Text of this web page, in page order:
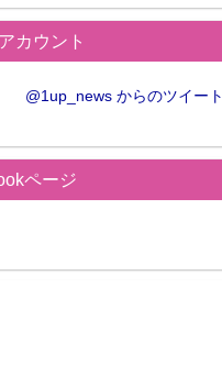
カウント
@1up_news からのツイート
ページ